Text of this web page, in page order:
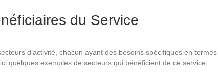
du Service
d’activité, chacun ayant des besoins spécifiques en termes
quelques exemples de secteurs qui bénéficient de ce service :